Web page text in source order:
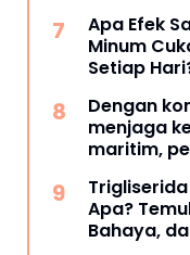
Apa Efek
Minum
Setiap
Dengan
menjaga
maritim,
TKDN,
55 persen.
Apa?
Bahaya,